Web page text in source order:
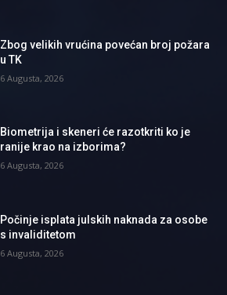
Zbog velikih vrućina povećan broj požara
u TK
6 Augusta, 2026
Biometrija i skeneri će razotkriti ko je
ranije krao na izborima?
6 Augusta, 2026
Počinje isplata julskih naknada za osobe
s invaliditetom
6 Augusta, 2026